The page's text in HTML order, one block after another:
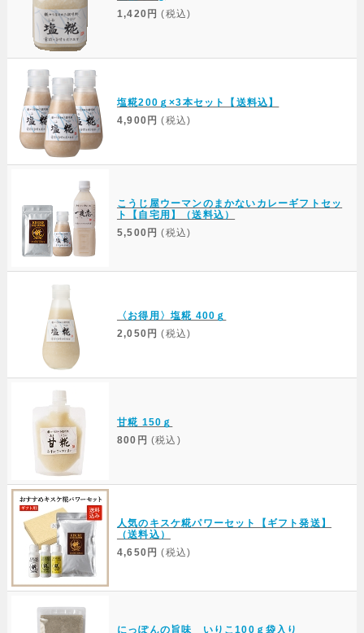
1,420円 (税込)
塩糀200ｇ×3本セット【送料込】
4,900円 (税込)
こうじ屋ウーマンのまかないカレーギフトセッ
ト【自宅用】（送料込）
5,500円 (税込)
〈お得用〉塩糀 400ｇ
2,050円 (税込)
甘糀 150ｇ
800円 (税込)
人気のキスケ糀パワーセット【ギフト発送】
（送料込）
4,650円 (税込)
にっぽんの旨味 いりこ100ｇ袋入り